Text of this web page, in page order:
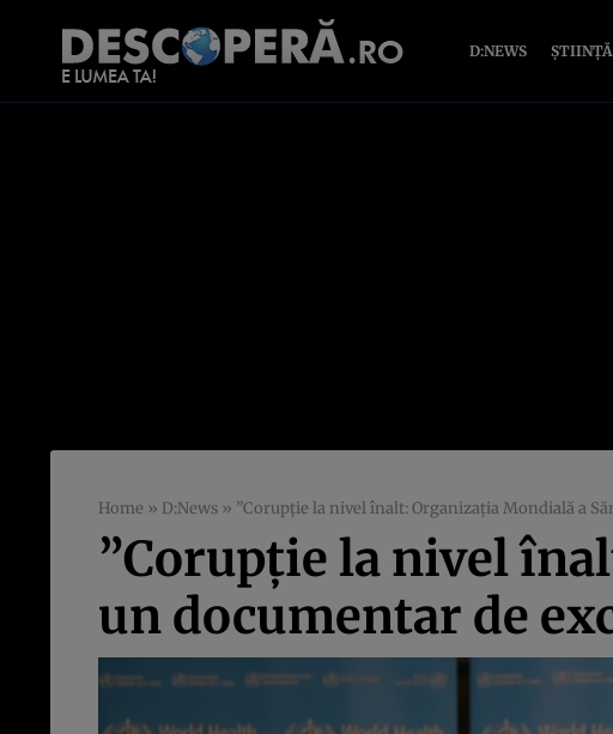
D:NEWS ȘTIINȚĂ
Home » D:News » ”Corupţie la nivel înalt: Organizaţia Mondială a
”Corupţie la nivel
un documentar de